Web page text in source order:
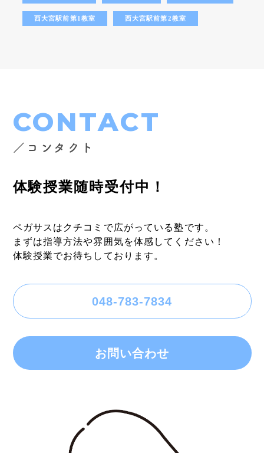
西大宮駅前第1教室 西大宮駅前第2教室
CONTACT
／コンタクト
体験授業随時受付中！
ペガサスはクチコミで広がっている塾です。
まずは指導方法や雰囲気を体感してください！
体験授業でお待ちしております。
048-783-7834
お問い合わせ